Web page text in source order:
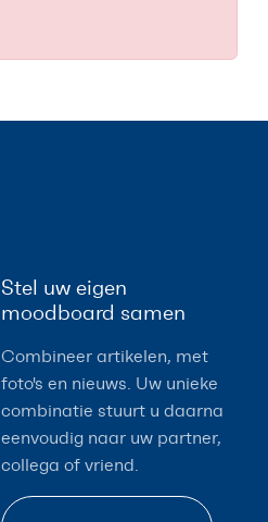
Stel uw eigen
moodboard samen
Combineer artikelen, met
foto's en nieuws. Uw unieke
combinatie stuurt u daarna
eenvoudig naar uw partner,
collega of vriend.